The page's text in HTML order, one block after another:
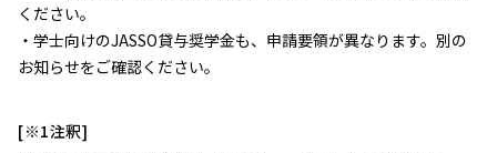
ください。
・学士向けのJASSO貸与奨学金も、申請要領が異なります。別の
お知らせをご確認ください。
[※1注釈]